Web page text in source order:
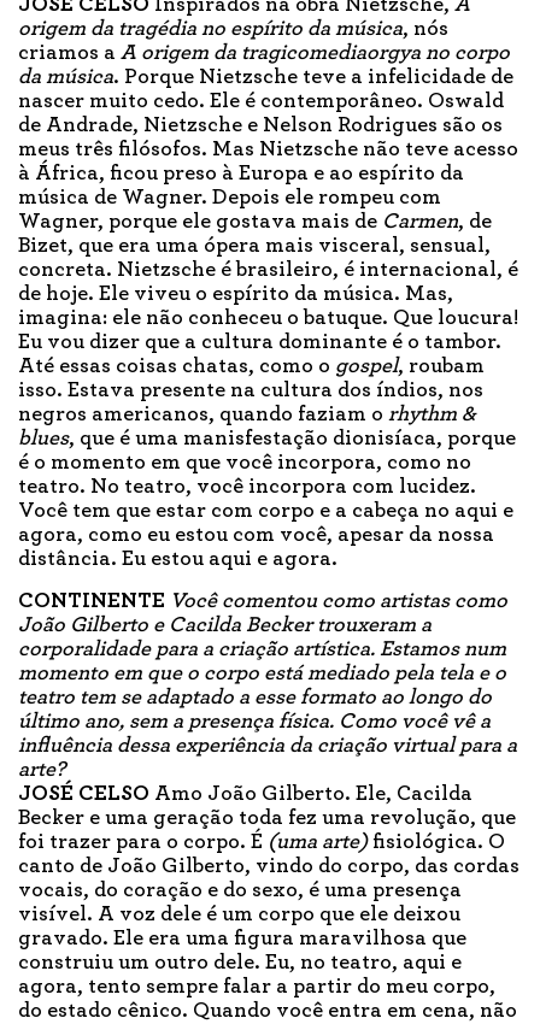
JOSÉ CELSO Inspirados na obra Nietzsche, A
origem da tragédia no espírito da música, nós
criamos a A origem da tragicomediaorgya no corpo
da música. Porque Nietzsche teve a infelicidade de
nascer muito cedo. Ele é contemporâneo. Oswald
de Andrade, Nietzsche e Nelson Rodrigues são os
meus três filósofos. Mas Nietzsche não teve acesso
à África, ficou preso à Europa e ao espírito da
música de Wagner. Depois ele rompeu com
Wagner, porque ele gostava mais de Carmen, de
Bizet, que era uma ópera mais visceral, sensual,
concreta. Nietzsche é brasileiro, é internacional, é
de hoje. Ele viveu o espírito da música. Mas,
imagina: ele não conheceu o batuque. Que loucura!
Eu vou dizer que a cultura dominante é o tambor.
Até essas coisas chatas, como o gospel, roubam
isso. Estava presente na cultura dos índios, nos
negros americanos, quando faziam o rhythm &
blues, que é uma manisfestação dionisíaca, porque
é o momento em que você incorpora, como no
teatro. No teatro, você incorpora com lucidez.
Você tem que estar com corpo e a cabeça no aqui e
agora, como eu estou com você, apesar da nossa
distância. Eu estou aqui e agora.
CONTINENTE Você comentou como artistas como
João Gilberto e Cacilda Becker trouxeram a
corporalidade para a criação artística. Estamos num
momento em que o corpo está mediado pela tela e o
teatro tem se adaptado a esse formato ao longo do
último ano, sem a presença física. Como você vê a
influência dessa experiência da criação virtual para a
arte?
JOSÉ CELSO Amo João Gilberto. Ele, Cacilda
Becker e uma geração toda fez uma revolução, que
foi trazer para o corpo. É (uma arte)fisiológica. O
canto de João Gilberto, vindo do corpo, das cordas
vocais, do coração e do sexo, é uma presença
visível. A voz dele é um corpo que ele deixou
gravado. Ele era uma figura maravilhosa que
construiu um outro dele. Eu, no teatro, aqui e
agora, tento sempre falar a partir do meu corpo,
do estado cênico. Quando você entra em cena, não